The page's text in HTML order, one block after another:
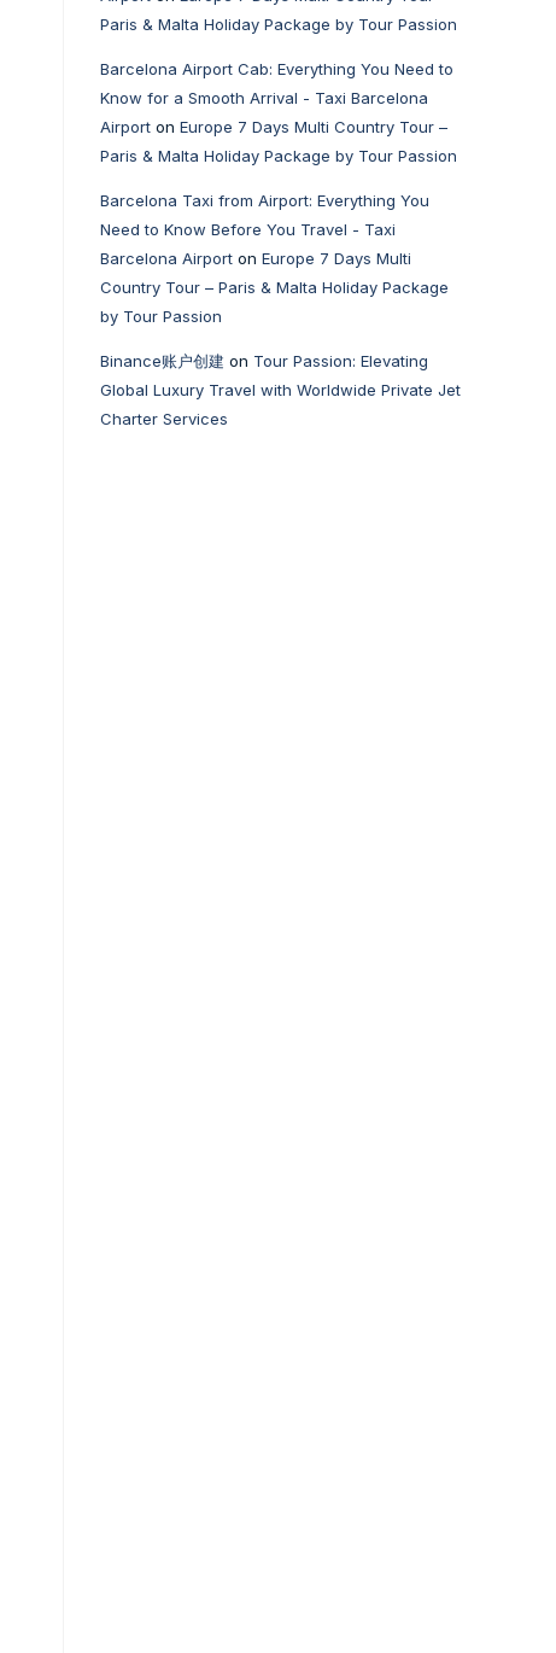
Paris & Malta Holiday Package by Tour Passion
Barcelona Airport Cab: Everything You Need to
Know for a Smooth Arrival - Taxi Barcelona
Airport on Europe 7 Days Multi Country Tour –
Paris & Malta Holiday Package by Tour Passion
Barcelona Taxi from Airport: Everything You
Need to Know Before You Travel - Taxi
Barcelona Airport on Europe 7 Days Multi
Country Tour – Paris & Malta Holiday Package
by Tour Passion
Binance账户创建 on Tour Passion: Elevating
Global Luxury Travel with Worldwide Private Jet
Charter Services